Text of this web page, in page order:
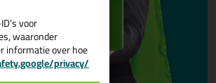
voor
waaronder
informatie over hoe
privacy/